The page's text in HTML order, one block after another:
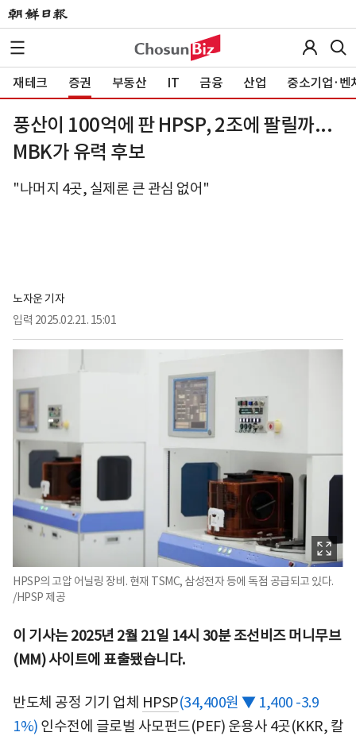
재테크 증권 부동산 IT 금융 산업 중소기업·벤
풍산이 100억에 판 HPSP, 2조에 팔릴까...
MBK가 유력 후보
"나머지 4곳, 실제론 큰 관심 없어"
노자운 기자
입력 2025.02.21. 15:01
HPSP의 고압 어닐링 장비. 현재 TSMC, 삼성전자 등에 독점 공급되고 있다.
/HPSP 제공
이 기사는 2025년 2월 21일 14시 30분 조선비즈 머니무브
(MM) 사이트에 표출됐습니다.
반도체 공정 기기 업체 HPSP(34,400원 ▼ 1,400 -3.9
1%) 인수전에 글로벌 사모펀드(PEF) 운용사 4곳(KKR, 칼